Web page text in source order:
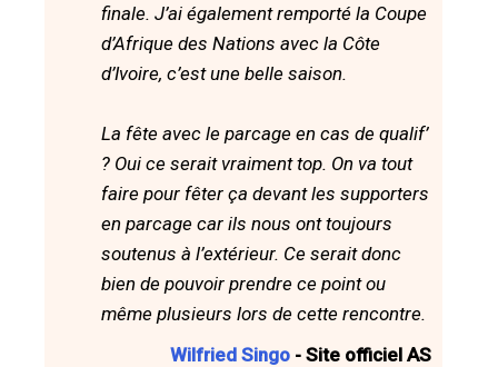
finale. J’ai également remporté la Coupe
d’Afrique des Nations avec la Côte
d’Ivoire, c’est une belle saison.
La fête avec le parcage en cas de qualif’
? Oui ce serait vraiment top. On va tout
faire pour fêter ça devant les supporters
en parcage car ils nous ont toujours
soutenus à l’extérieur. Ce serait donc
bien de pouvoir prendre ce point ou
même plusieurs lors de cette rencontre.
Wilfried Singo - Site officiel AS